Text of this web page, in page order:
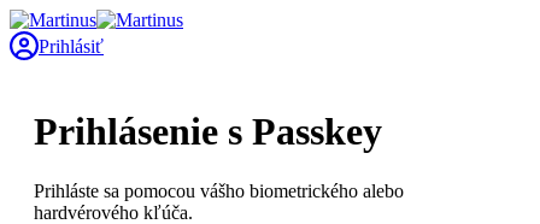
Prihlásiť
Prihlásenie s Passkey
Prihláste sa pomocou vášho biometrického alebo
hardvérového kľúča.